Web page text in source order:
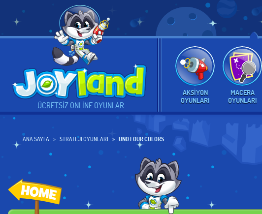
ÜCRETSIZ ONLINE OYUNLAR
AKSIYON
OYUNLARI
MACERA
OYUNLARI
ANA SAYFA STRATEJI OYUNLARI UNO FOUR COLORS